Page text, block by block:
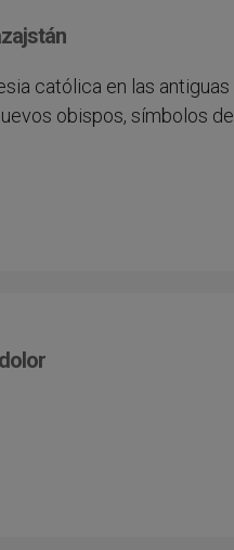
católica en las antiguas
obispos, símbolos del